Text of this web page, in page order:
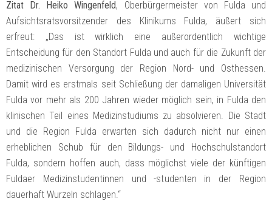
Zitat Dr. Heiko Wingenfeld, Oberbürgermeister von Fulda und
Aufsichtsratsvorsitzender des Klinikums Fulda, äußert sich
erfreut: „Das ist wirklich eine außerordentlich wichtige
Entscheidung für den Standort Fulda und auch für die Zukunft der
medizinischen Versorgung der Region Nord- und Osthessen.
Damit wird es erstmals seit Schließung der damaligen Universität
Fulda vor mehr als 200 Jahren wieder möglich sein, in Fulda den
klinischen Teil eines Medizinstudiums zu absolvieren. Die Stadt
und die Region Fulda erwarten sich dadurch nicht nur einen
erheblichen Schub für den Bildungs- und Hochschulstandort
Fulda, sondern hoffen auch, dass möglichst viele der künftigen
Fuldaer Medizinstudentinnen und ­-studenten in der Region
dauerhaft Wurzeln schlagen.“